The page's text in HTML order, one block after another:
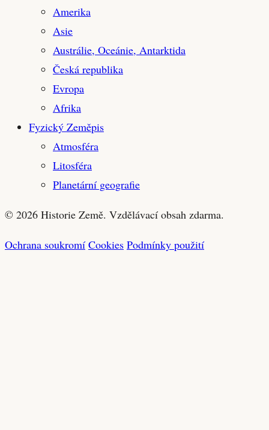
Amerika
Asie
Austrálie, Oceánie, Antarktida
Česká republika
Evropa
Afrika
Fyzický Zeměpis
Atmosféra
Litosféra
Planetární geografie
© 2026 Historie Země. Vzdělávací obsah zdarma.
Ochrana soukromí Cookies Podmínky použití